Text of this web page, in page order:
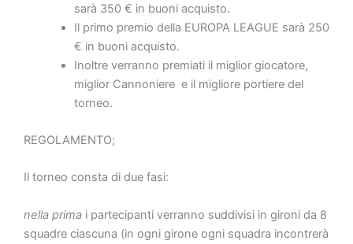
sarà 350 € in buoni acquisto.
Il primo premio della EUROPA LEAGUE sarà 250
€ in buoni acquisto.
Inoltre verranno premiati il miglior giocatore,
miglior Cannoniere e il migliore portiere del
torneo.
REGOLAMENTO;
Il torneo consta di due fasi:
nella prima i partecipanti verranno suddivisi in gironi da 8
squadre ciascuna (in ogni girone ogni squadra incontrerà